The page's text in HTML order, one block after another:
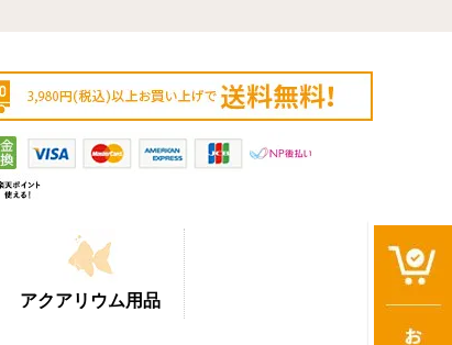
アクアリウム用品